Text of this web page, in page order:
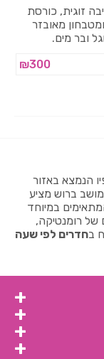
זוגית, כורסת
מאובזר
ובר מים.
₪300
הנמצא באזור
ברוש מציע
במיוחד
של רומנטיקה,
בחדרים לפי שעה